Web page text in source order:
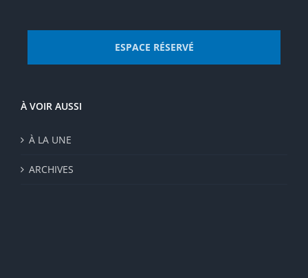
ESPACE RÉSERVÉ
À VOIR AUSSI
À LA UNE
ARCHIVES